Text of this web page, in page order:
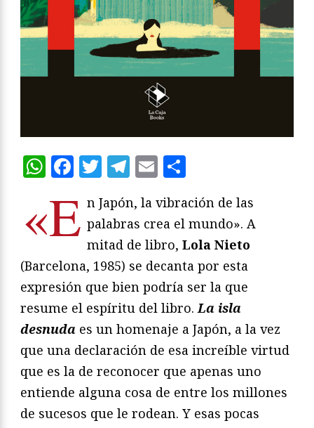
WhatsApp
Facebook
Twitter
Telegram
Email
«E n Japón, la vibración de las
palabras crea el mundo». A
mitad de libro, Lola Nieto
(Barcelona, 1985) se decanta por esta
expresión que bien podría ser la que
resume el espíritu del libro.La isla
desnuda es un homenaje a Japón, a la vez
que una declaración de esa increíble virtud
que es la de reconocer que apenas uno
entiende alguna cosa de entre los millones
de sucesos que le rodean. Y esas pocas